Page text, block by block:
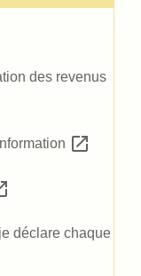
des revenus
open_in_new
déclare chaque